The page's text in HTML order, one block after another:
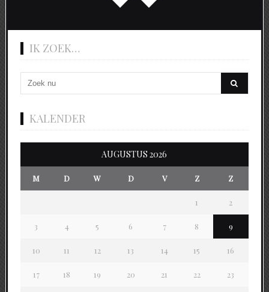
IK ZOEK…
KALENDER
AUGUSTUS 2026
M D W D V Z Z
1 2
3 4 5 6 7 8 9
10 11 12 13 14 15 16
17 18 19 20 21 22 23